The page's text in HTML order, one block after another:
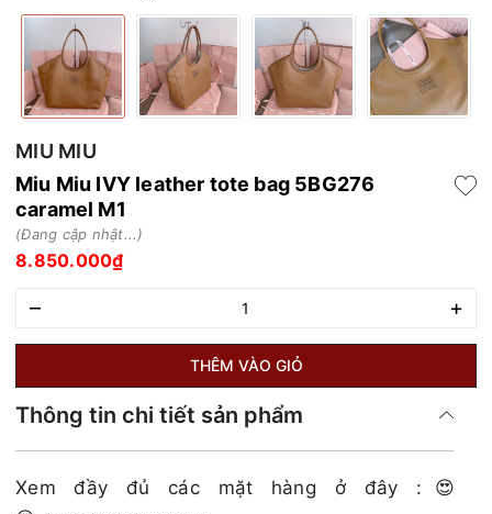
MIU MIU
Miu Miu IVY leather tote bag 5BG276
caramel M1
(Đang cập nhật...)
8.850.000₫
– +
THÊM VÀO GIỎ
Thông tin chi tiết sản phẩm
Xem đầy đủ các mặt hàng ở đây :😍